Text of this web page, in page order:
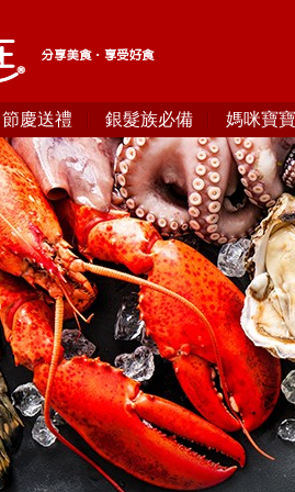
節慶送禮 銀髮族必備 媽咪寶寶